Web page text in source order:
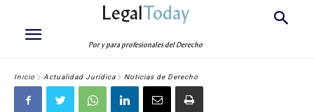
LegalToday
Por y para profesionales del Derecho
Inicio Actualidad Jurídica Noticias de Derecho